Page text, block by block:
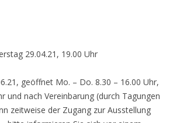
29.04.21, 19.00 Uhr
geöffnet Mo. – Do. 8.30 – 16.00 Uhr,
und nach Vereinbarung (durch Tagungen
zeitweise der Zugang zur Ausstellung